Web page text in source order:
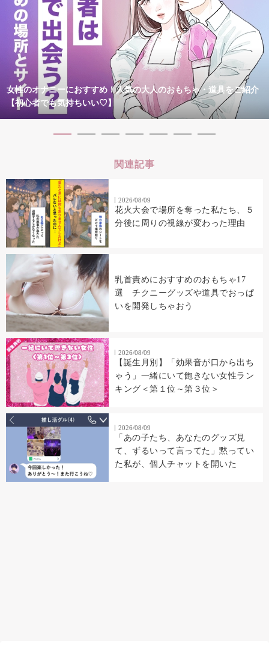
女性のオナニーにおすすめ！人気の大人のおもちゃ・道具をご紹介
【初心者でも気持ちいい♡】
関連記事
2026/08/09
花火大会で場所を奪った私たち、５
分後に周りの視線が変わった理由
乳首責めにおすすめのおもちゃ17
選 チクニーグッズや道具でおっぱ
いを開発しちゃおう
2026/08/09
【誕生月別】「効果音が口から出ち
ゃう」一緒にいて飽きない女性ラン
キング＜第１位～第３位＞
2026/08/09
「あの子たち、あなたのグッズ見
て、ずるいって言ってた」黙ってい
た私が、個人チャットを開いた